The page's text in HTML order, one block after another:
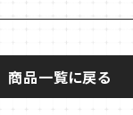
商品一覧に戻る